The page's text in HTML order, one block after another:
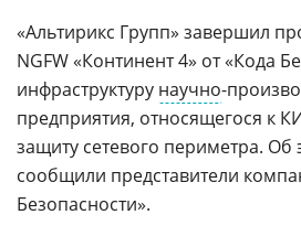
«Альтирикс Групп» завершил
NGFW «Континент 4» от «Кода
инфраструктуру научно-
предприятия, относящегося к
защиту сетевого периметра. Об
сообщили представители
Безопасности».